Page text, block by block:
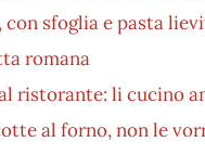
sfoglia e pasta
romana
ristorante: li cucino
al forno, non le